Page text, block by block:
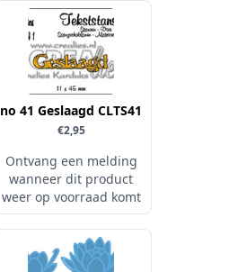
no 41 Geslaagd CLTS41
€2,95
Ontvang een melding
wanneer dit product
weer op voorraad komt